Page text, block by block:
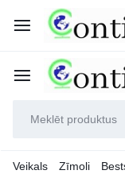
Veikals Zīmoli